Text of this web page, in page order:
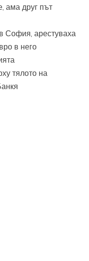
ама друг път
София, арестуваха
в него
тялото на